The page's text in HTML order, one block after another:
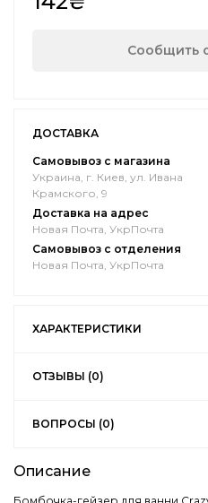
Сообщить
ДОСТАВКА
Самовывоз с магазина
Украина, г. Киев, ул. Ивана
Крамского, 9
Доставка на адрес
Новая Почта, УкрПочта
Самовывоз с отделения
Новая Почта, УкрПочта
ХАРАКТЕРИСТИКИ
ОТЗЫВЫ (0)
ВОПРОСЫ (0)
Описание